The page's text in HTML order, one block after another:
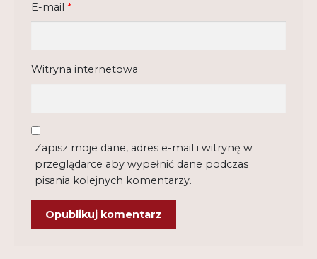
E-mail *
Witryna internetowa
Zapisz moje dane, adres e-mail i witrynę w
przeglądarce aby wypełnić dane podczas
pisania kolejnych komentarzy.